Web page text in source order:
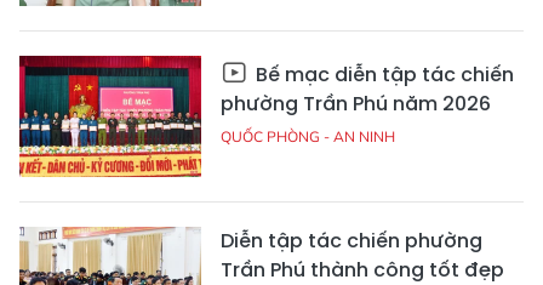
Bế mạc diễn tập tác chiến
phường Trần Phú năm 2026
QUỐC PHÒNG - AN NINH
Diễn tập tác chiến phường
Trần Phú thành công tốt đẹp